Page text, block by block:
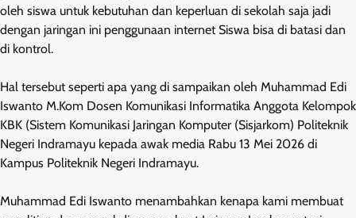
oleh siswa untuk kebutuhan dan keperluan di sekolah saja jadi
dengan jaringan ini penggunaan internet Siswa bisa di batasi dan
di kontrol.
Hal tersebut seperti apa yang di sampaikan oleh Muhammad Edi
Iswanto M.Kom Dosen Komunikasi Informatika Anggota Kelompok
KBK (Sistem Komunikasi Jaringan Komputer (Sisjarkom) Politeknik
Negeri Indramayu kepada awak media Rabu 13 Mei 2026 di
Kampus Politeknik Negeri Indramayu.
Muhammad Edi Iswanto menambahkan kenapa kami membuat